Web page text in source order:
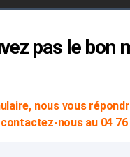
pas le bon
nous vous
nous au 04 76